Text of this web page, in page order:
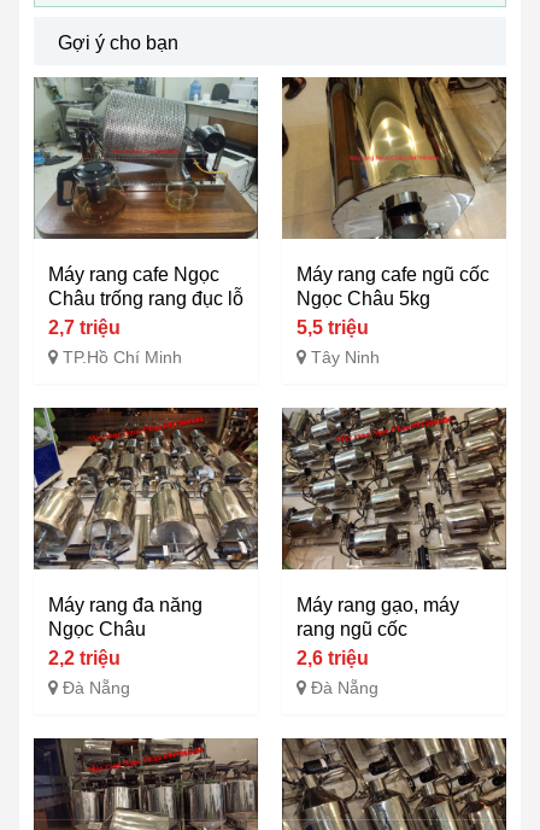
Gợi ý cho bạn
Máy rang cafe Ngọc
Châu trống rang đục lỗ
2,7 triệu
TP.Hồ Chí Minh
Máy rang cafe ngũ cốc
Ngọc Châu 5kg
5,5 triệu
Tây Ninh
Máy rang đa năng
Ngọc Châu
2,2 triệu
Đà Nẵng
Máy rang gạo, máy
rang ngũ cốc
2,6 triệu
Đà Nẵng